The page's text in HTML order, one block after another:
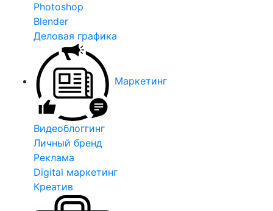
Photoshop
Blender
Деловая графика
Маркетинг
Видеоблоггинг
Личный бренд
Реклама
Digital маркетинг
Креатив